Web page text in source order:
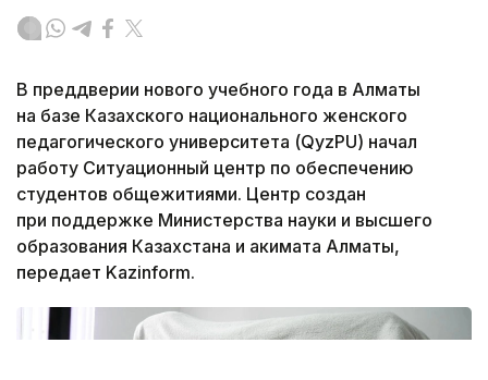
В преддверии нового учебного года в Алматы
на базе Казахского национального женского
педагогического университета (QyzPU) начал
работу Ситуационный центр по обеспечению
студентов общежитиями. Центр создан
при поддержке Министерства науки и высшего
образования Казахстана и акимата Алматы,
передает Kazinform.